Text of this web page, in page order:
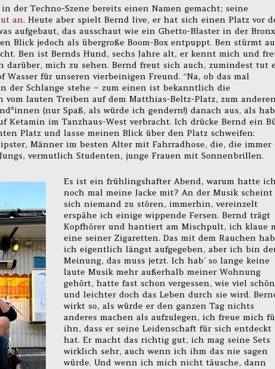
der Techno-Szene bereits einen Namen gemacht; seine
an. Heute aber spielt Bernd live, er hat sich einen Platz vor
aufgebaut, das ausschaut wie ein Ghetto-Blaster in der Bronx
Blick jedoch als übergroße Boom-Box entpuppt. Ben stürmt
Ben ist Bernds Hund, sechs Jahre alt, er kennt mich und
darüber, mich zu sehen. Bernd freut sich auch, zumindest tut
für unseren vierbeinigen Freund. “Na, ob das mal
der Schlange stehe – zum einen ist bekanntlich die
lauten Treiben auf dem Matthias-Beltz-Platz, zum
(nur Spaß, als würde ich gendern!) danach aus, als
Ketamin im Tanzhaus-West verbracht. Ich drücke Bernd ein
Platz und lasse meinen Blick über den Platz schweifen:
Männer im besten Alter mit Fahrradhose, die, die immer
vermutlich Studenten, junge Frauen mit Sonnenbrillen.
Es ist ein frühlingshafter Abend, warum hatte
noch mal meine Jacke mit? An der Musik scheint
sich niemand zu stören, immerhin, vereinzelt
erspähe ich einige wippende Fersen. Bernd trägt
Kopfhörer und hantiert am Mischpult, ich klaue
eine seiner Zigaretten. Das mit dem Rauchen
ich eigentlich längst aufgegeben, aber ich bin
Meinung, das muss jetzt. Ich hab´ so lange keine
laute Musik mehr außerhalb meiner Wohnung
gehört, hatte fast schon vergessen, wie viel
und leichter doch das Leben durch sie wird.
wirkt so, als würde er den ganzen Tag nichts
anderes machen als aufzulegen, ich freue mich
ihn, dass er seine Leidenschaft für sich entdeckt
hat. Er macht das richtig gut, ich mag seine Sets
wirklich sehr, auch wenn ich ihm das nie sagen
würde. Und wenn ich mich nicht täusche, dann